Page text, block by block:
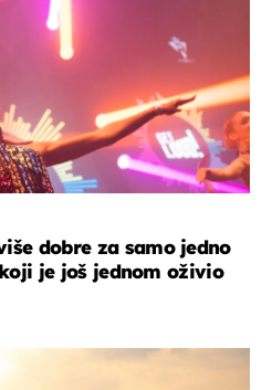
dobre za samo jedno
je još jednom oživio